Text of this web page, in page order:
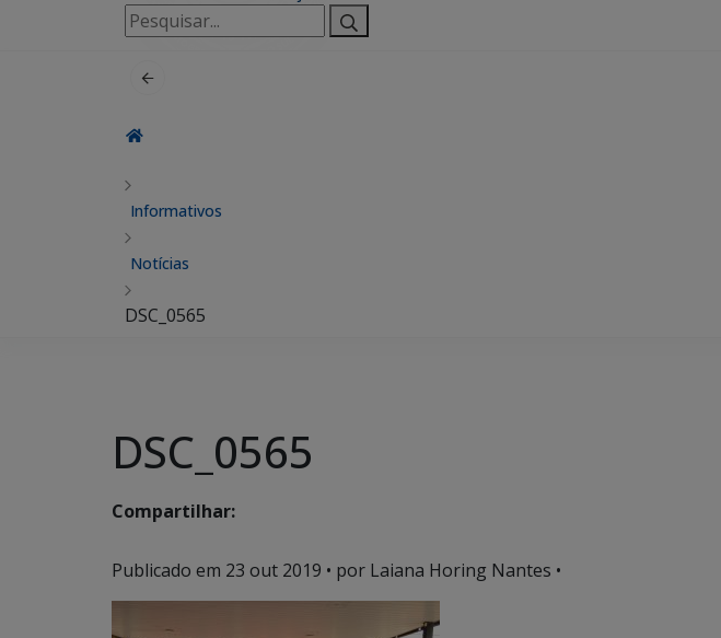
Pesquisar
por:
Informativos
Notícias
DSC_0565
DSC_0565
Compartilhar:
Publicado em 23 out 2019 • por Laiana Horing Nantes •